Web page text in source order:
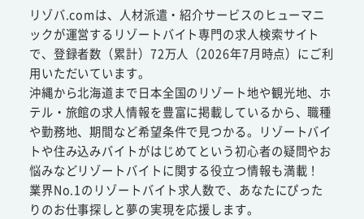
リゾバ.comは、人材派遣・紹介サービスのヒューマニ
ックが運営するリゾートバイト専門の求人検索サイト
で、登録者数（累計）72万人（2026年7月時点）にご利
用いただいています。
沖縄から北海道まで日本全国のリゾート地や観光地、ホ
テル・旅館の求人情報を豊富に掲載しているから、職種
や勤務地、期間など希望条件で見つかる。リゾートバイ
トや住み込みバイトがはじめてという初心者の疑問やお
悩みなどリゾートバイトに関する役立つ情報も満載！
業界No.1のリゾートバイト求人数で、あなたにぴった
りのお仕事探しと夢の実現を応援します。